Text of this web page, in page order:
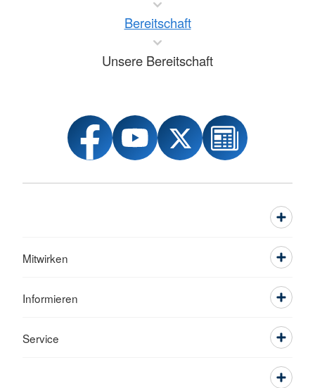
Bereitschaft
Unsere Bereitschaft
Mitwirken
Informieren
Service